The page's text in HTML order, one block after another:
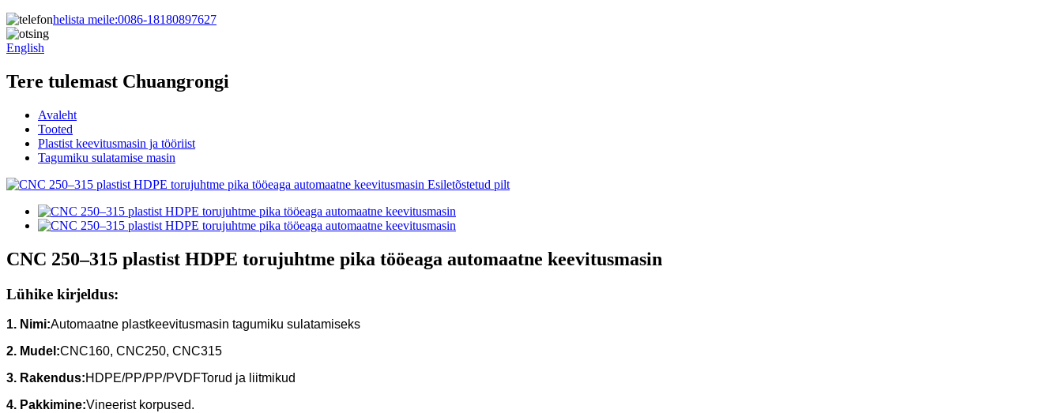
helista meile:0086-18180897627
English
Tere tulemast Chuangrongi
Avaleht
Tooted
Plastist keevitusmasin ja tööriist
Tagumiku sulatamise masin
CNC 250–315 plastist HDPE torujuhtme pika tööeaga automaatne keevitusmasin
Lühike kirjeldus:
1. Nimi:Automaatne plastkeevitusmasin tagumiku sulatamiseks
2. Mudel:CNC160, CNC250, CNC315
3. Rakendus:HDPE/PP/PP/PVDFTorud ja liitmikud
4. Pakkimine:Vineerist korpused.